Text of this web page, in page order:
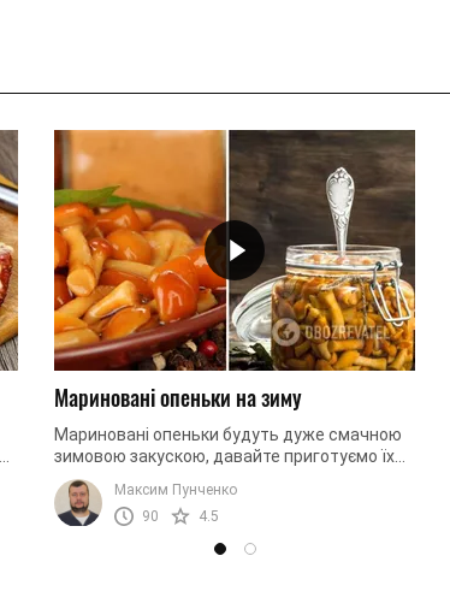
Мариновані опеньки на зиму
Мариновані опеньки будуть дуже смачною
зимовою закускою, давайте приготуємо їх
разом!
Максим Пунченко
90
4.5